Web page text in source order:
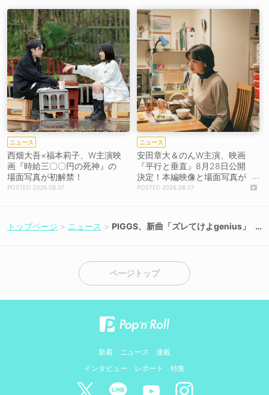
ニュース
西畑大吾×福本莉子、W主演映
画『時給三〇〇円の死神』の
場面写真が初解禁！
2026.08.07
ニュース
安田章大＆のんW主演、映画
『平行と垂直』8月28日公開
決定！本編映像と場面写真が
初解禁！2026.08.07
トップページ ニュース
PIGGS、新曲「ズレてけよgenius」
ページトップ
新着 ニュース
連載
インタビュー
レポート 特集